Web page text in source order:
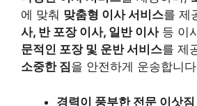
에 맞춰 맞춤형 이사 서비스를 제
사, 반 포장 이사, 일반 이사등 이
문적인 포장 및 운반 서비스를 제
소중한 짐을 안전하게 운송합니
경력이 풍부한 전문 이삿